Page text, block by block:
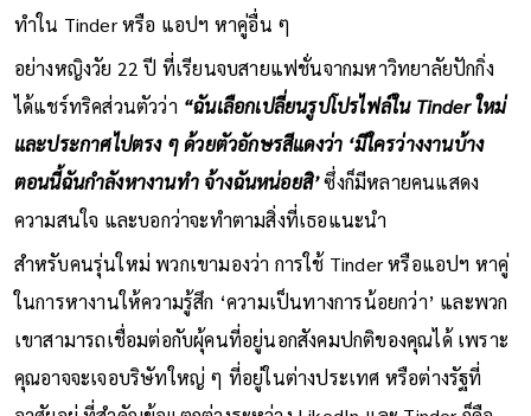
ทำใน Tinder หรือ แอปฯ หาคู่อื่น ๆ
อย่างหญิงวัย 22 ปี ที่เรียนจบสายแฟชั่นจากมหาวิทยาลัยปักกิ่ง
ได้แชร์ทริคส่วนตัวว่า “ฉันเลือกเปลี่ยนรูปโปรไฟล์ใน Tinder ใหม่
และประกาศไปตรง ๆ ด้วยตัวอักษรสีแดงว่า ‘มีใครว่างงานบ้าง
ตอนนี้ฉันกำลังหางานทำ จ้างฉันหน่อยสิ’ซึ่งก็มีหลายคนแสดง
ความสนใจ และบอกว่าจะทำตามสิ่งที่เธอแนะนำ
สำหรับคนรุ่นใหม่ พวกเขามองว่า การใช้ Tinder หรือแอปฯ หาคู่
ในการหางานให้ความรู้สึก ‘ความเป็นทางการน้อยกว่า’ และพวก
เขาสามารถเชื่อมต่อกับผุ้คนที่อยู่นอกสังคมปกติของคุณได้ เพราะ
คุณอาจจะเจอบริษัทใหญ่ ๆ ที่อยู่ในต่างประเทศ หรือต่างรัฐที่